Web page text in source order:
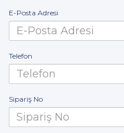
E-Posta Adresi
Telefon
Sipariş No